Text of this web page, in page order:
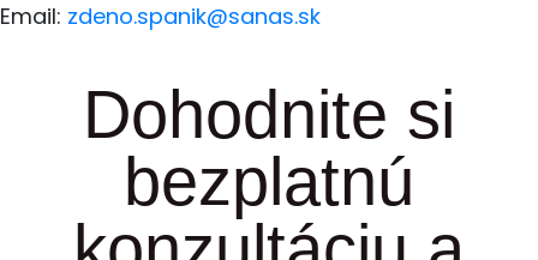
Email: zdeno.spanik@sanas.sk
Dohodnite si
bezplatnú